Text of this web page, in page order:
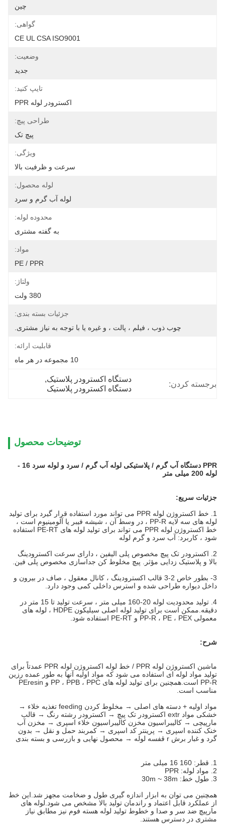
چین
گواهی:
CE UL CSA ISO9001
وضعیت:
جدید
تایپ کنید:
اکسترودر لوله PPR
طراحی پیچ:
پیچ تک
ویژگی:
سرعت و ظرفیت بالا
لوله محصول:
لوله آب گرم و سرد
محدوده لوله:
به گفته مشتری
مواد:
PE / PPR
ولتاژ:
380 ولت
جزئیات بسته بندی:
چوب ذوب ، فیلم ، پالت ، و غیره یا با توجه به نیاز مشتری.
قابلیت ارائه:
10 مجموعه در هر ماه
برجسته کردن:
دستگاه اکسترودر پلاستیک,
دستگاه اکسترودر پلاستیک
توضیحات محصول
PPR دستگاه آب گرم / پلاستیکی لوله آب گرم / سرد و لوله سرد 16 -
لوله 200 میلی متر
جزئیات سریع:
1. خط اکستروژن لوله PPR می تواند مورد استفاده قرار گیرد برای تولید
لوله های سه لایه PP-R ، در وسط آن ، شیشه فیبر یا آلومینیوم است ،
خط اکستروژن لوله PPR می تواند برای تولید لوله های PE-RT استفاده
شود ، کاربرد: آب سرد و گرم لوله
2. اکسترودر تک پیچ مخصوص پلی الیفین ، دارای سرعت اکسترودینگ
بالا و پلاستیک زدایی مؤثر. پیچ مخلوط کن جداسازی مخصوص پلی فین.
3- بطور خاص 2-3 قالب اکسترودینگ ، کانال معقول ، صاف در بیرون و
داخل دیواره طراحی شده و استرس داخلی کمی وجود دارد.
4. تولید محدودیت لوله 20-160 میلی متر ، سرعت تولید تا 15 متر در
دقیقه.ممکن است برای تولید لوله اصلی سیلیکون HDPE ، لوله های
معمولی PP-R ، PE ، PEX و PE-RT استفاده شود.
شرح:
ماشین اکستروژن لوله PPR / خط لوله اکستروژن لوله PPR عمدتاً برای
تولید مواد لوله ای استفاده می شود که مواد اولیه آنها به طور عمده رزین
PP-R است.همچنین برای تولید لوله های PP ، PPB ، PPC و PEresin
مناسب است.
مواد اولیه + دسته های اصلی → مخلوط کردن feeding تغذیه خلاء →
خشکی مواد extr اکسترودر تک پیچ → اکسترودر رشته رنگ → قالب
مارپیچی → کالیبراسیون مخزن کالیبراسیون خلاء اسپری → مخزن آب
خنک کننده اسپری → پرینتر کد اسپری → کمربند حمل و نقل → بدون
گرد و غبار برش r قفسه لوله → محصول نهایی و بازرسی و بسته بندی
1. قطر: 160 16 میلی متر
2. مواد لوله: PPR
3. طول خط: 30m ~ 38m
همچنین می توان به ابزار اندازه گیری طول و ضخامت مجهز شد.این خط
از عملکرد قابل اعتماد و راندمان تولید بالا مشخص می شود.لوله های
مارپیچ ضد سر و صدا و خطوط تولید لوله هسته فوم نیز مطابق نیاز
مشتری در دسترس هستند.